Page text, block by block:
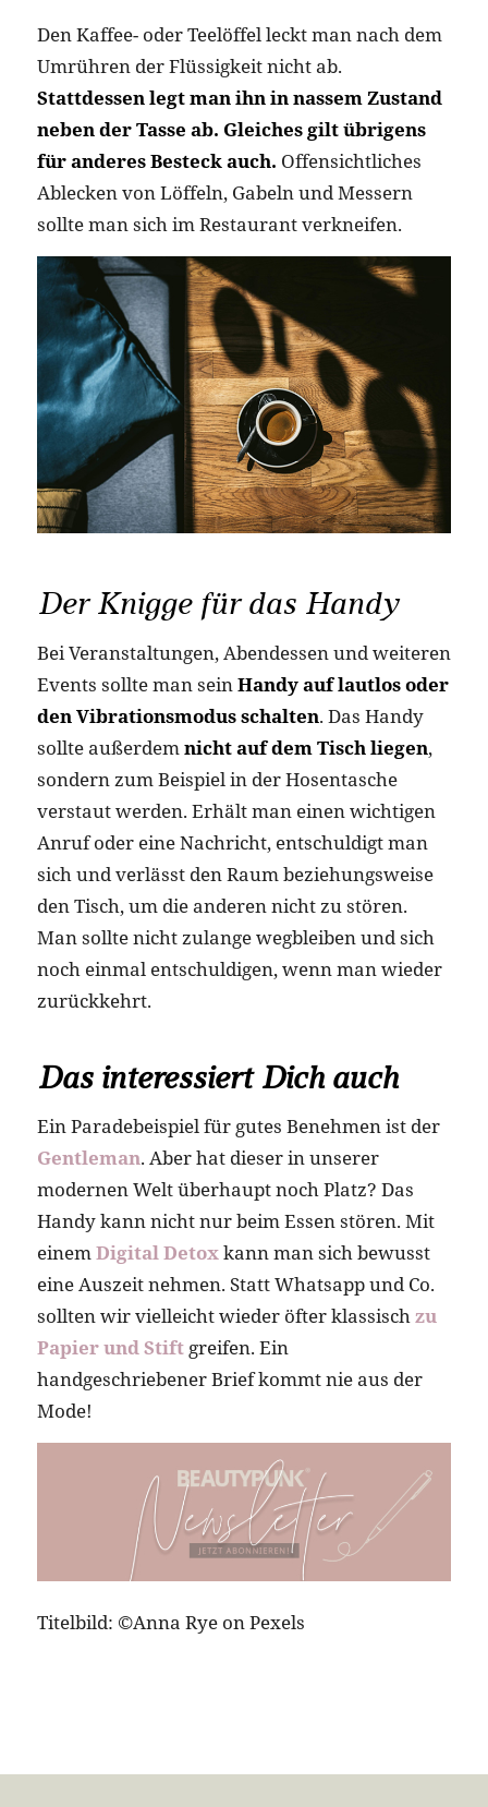
Den Kaffee- oder Teelöffel leckt man nach dem
Umrühren der Flüssigkeit nicht ab.
Stattdessen legt man ihn in nassem Zustand
neben der Tasse ab. Gleiches gilt übrigens
für anderes Besteck auch. Offensichtliches
Ablecken von Löffeln, Gabeln und Messern
sollte man sich im Restaurant verkneifen.
Der Knigge für das Handy
Bei Veranstaltungen, Abendessen und weiteren
Events sollte man seinHandy auf lautlos oder
den Vibrationsmodus schalten. Das Handy
sollte außerdemnicht auf dem Tisch liegen,
sondern zum Beispiel in der Hosentasche
verstaut werden. Erhält man einen wichtigen
Anruf oder eine Nachricht, entschuldigt man
sich und verlässt den Raum beziehungsweise
den Tisch, um die anderen nicht zu stören.
Man sollte nicht zulange wegbleiben und sich
noch einmal entschuldigen, wenn man wieder
zurückkehrt.
Das interessiert Dich auch
Ein Paradebeispiel für gutes Benehmen ist der
Gentleman. Aber hat dieser in unserer
modernen Welt überhaupt noch Platz? Das
Handy kann nicht nur beim Essen stören. Mit
einemDigital Detoxkann man sich bewusst
eine Auszeit nehmen. Statt Whatsapp und Co.
sollten wir vielleicht wieder öfter klassischzu
Papier und Stiftgreifen. Ein
handgeschriebener Brief kommt nie aus der
Mode!
Titelbild: ©Anna Rye on Pexels